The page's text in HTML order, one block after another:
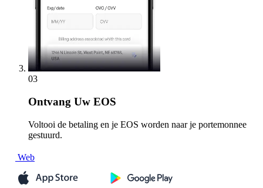
03
Ontvang Uw EOS
Voltooi de betaling en je EOS worden naar je portemonnee
gestuurd.
Web